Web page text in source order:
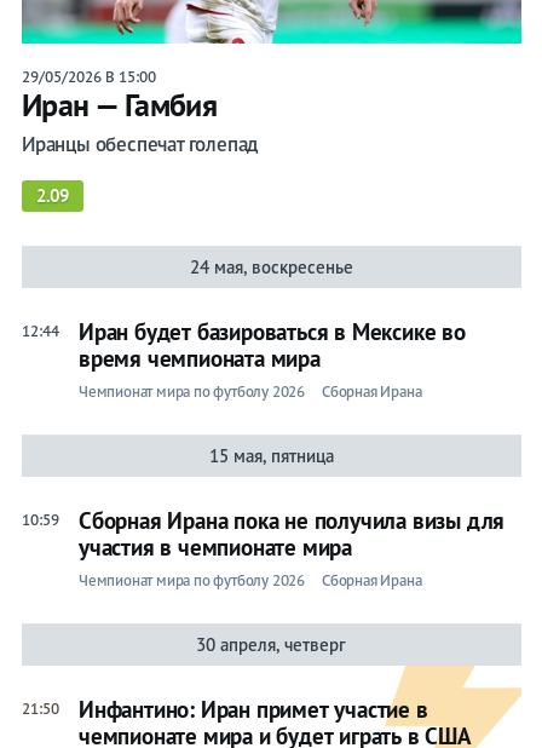
29/05/2026 В 15:00
Иран — Гамбия
Иранцы обеспечат голепад
2.09
24 мая, воскресенье
12:44
Иран будет базироваться в Мексике во
время чемпионата мира
Чемпионат мира по футболу 2026 Сборная Ирана
15 мая, пятница
10:59
Сборная Ирана пока не получила визы для
участия в чемпионате мира
Чемпионат мира по футболу 2026 Сборная Ирана
30 апреля, четверг
21:50
Инфантино: Иран примет участие в
чемпионате мира и будет играть в США